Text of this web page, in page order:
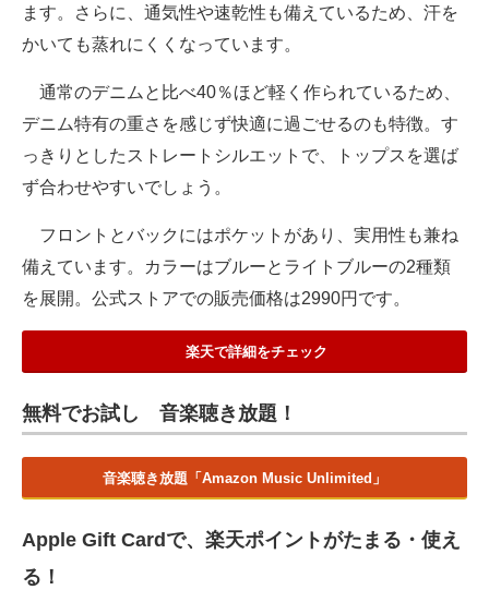
ます。さらに、通気性や速乾性も備えているため、汗を
かいても蒸れにくくなっています。
通常のデニムと比べ40％ほど軽く作られているため、
デニム特有の重さを感じず快適に過ごせるのも特徴。す
っきりとしたストレートシルエットで、トップスを選ば
ず合わせやすいでしょう。
フロントとバックにはポケットがあり、実用性も兼ね
備えています。カラーはブルーとライトブルーの2種類
を展開。公式ストアでの販売価格は2990円です。
楽天で詳細をチェック
無料でお試し 音楽聴き放題！
音楽聴き放題「Amazon Music Unlimited」
Apple Gift Cardで、楽天ポイントがたまる・使え
る！